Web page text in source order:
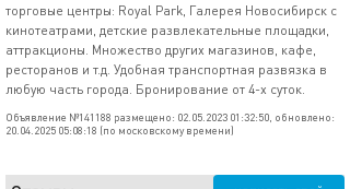
торговые центры: Royal Park, Галерея Новосибирск с
кинотеатрами, детские развлекательные площадки,
аттракционы. Множество других магазинов, кафе,
ресторанов и т.д. Удобная транспортная развязка в
любую часть города. Бронирование от 4-х суток.
Объявление №141188 размещено: 02.05.2023 01:32:50, обновлено:
20.04.2025 05:08:18 (по московскому времени)